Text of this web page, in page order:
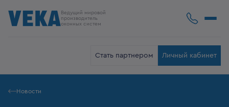
Ведущий мировой
производитель
оконных систем
Стать партнером Личный кабинет
Новости